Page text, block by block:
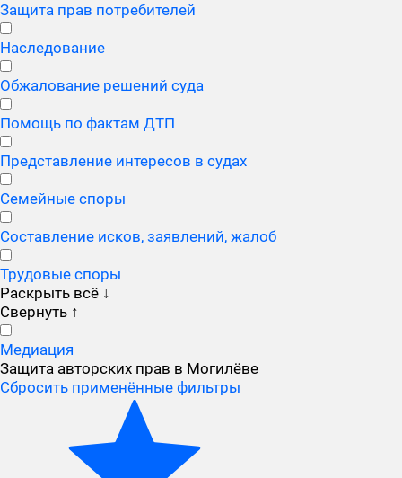
Защита прав потребителей
Наследование
Обжалование решений суда
Помощь по фактам ДТП
Представление интересов в судах
Семейные споры
Составление исков, заявлений, жалоб
Трудовые споры
Раскрыть всё ↓
Свернуть ↑
Медиация
Защита авторских прав в Могилёве
Сбросить применённые фильтры